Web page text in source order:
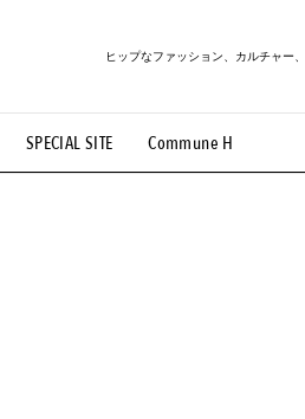
SPECIAL SITE Commune H
ヒップなファッション、カルチャー
#路地裏てぃーん。 #MONTHLY
#MOVIE #LIFESTYLE #SNEAKER